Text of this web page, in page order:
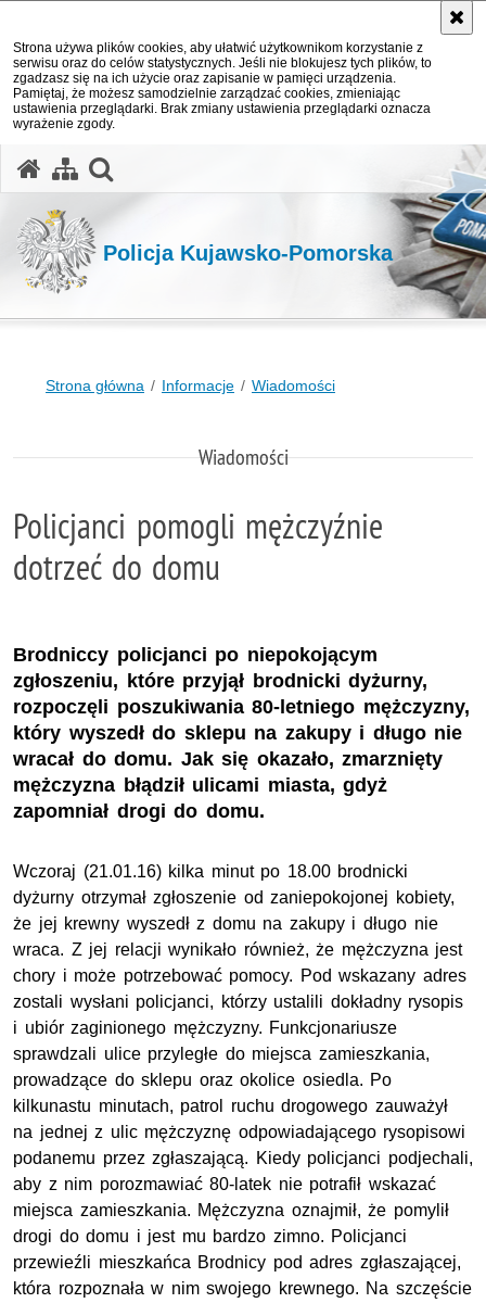
Strona używa plików cookies, aby ułatwić użytkownikom korzystanie z
serwisu oraz do celów statystycznych. Jeśli nie blokujesz tych plików, to
zgadzasz się na ich użycie oraz zapisanie w pamięci urządzenia.
Pamiętaj, że możesz samodzielnie zarządzać cookies, zmieniając
ustawienia przeglądarki. Brak zmiany ustawienia przeglądarki oznacza
wyrażenie zgody.
Policja Kujawsko-Pomorska
Strona główna Informacje Wiadomości
Wiadomości
Policjanci pomogli mężczyźnie
dotrzeć do domu
Brodniccy policjanci po niepokojącym
zgłoszeniu, które przyjął brodnicki dyżurny,
rozpoczęli poszukiwania 80-letniego mężczyzny,
który wyszedł do sklepu na zakupy i długo nie
wracał do domu. Jak się okazało, zmarznięty
mężczyzna błądził ulicami miasta, gdyż
zapomniał drogi do domu.
Wczoraj (21.01.16) kilka minut po 18.00 brodnicki
dyżurny otrzymał zgłoszenie od zaniepokojonej kobiety,
że jej krewny wyszedł z domu na zakupy i długo nie
wraca. Z jej relacji wynikało również, że mężczyzna jest
chory i może potrzebować pomocy. Pod wskazany adres
zostali wysłani policjanci, którzy ustalili dokładny rysopis
i ubiór zaginionego mężczyzny. Funkcjonariusze
sprawdzali ulice przyległe do miejsca zamieszkania,
prowadzące do sklepu oraz okolice osiedla. Po
kilkunastu minutach, patrol ruchu drogowego zauważył
na jednej z ulic mężczyznę odpowiadającego rysopisowi
podanemu przez zgłaszającą. Kiedy policjanci podjechali,
aby z nim porozmawiać 80-latek nie potrafił wskazać
miejsca zamieszkania. Mężczyzna oznajmił, że pomylił
drogi do domu i jest mu bardzo zimno. Policjanci
przewieźli mieszkańca Brodnicy pod adres zgłaszającej,
która rozpoznała w nim swojego krewnego. Na szczęście